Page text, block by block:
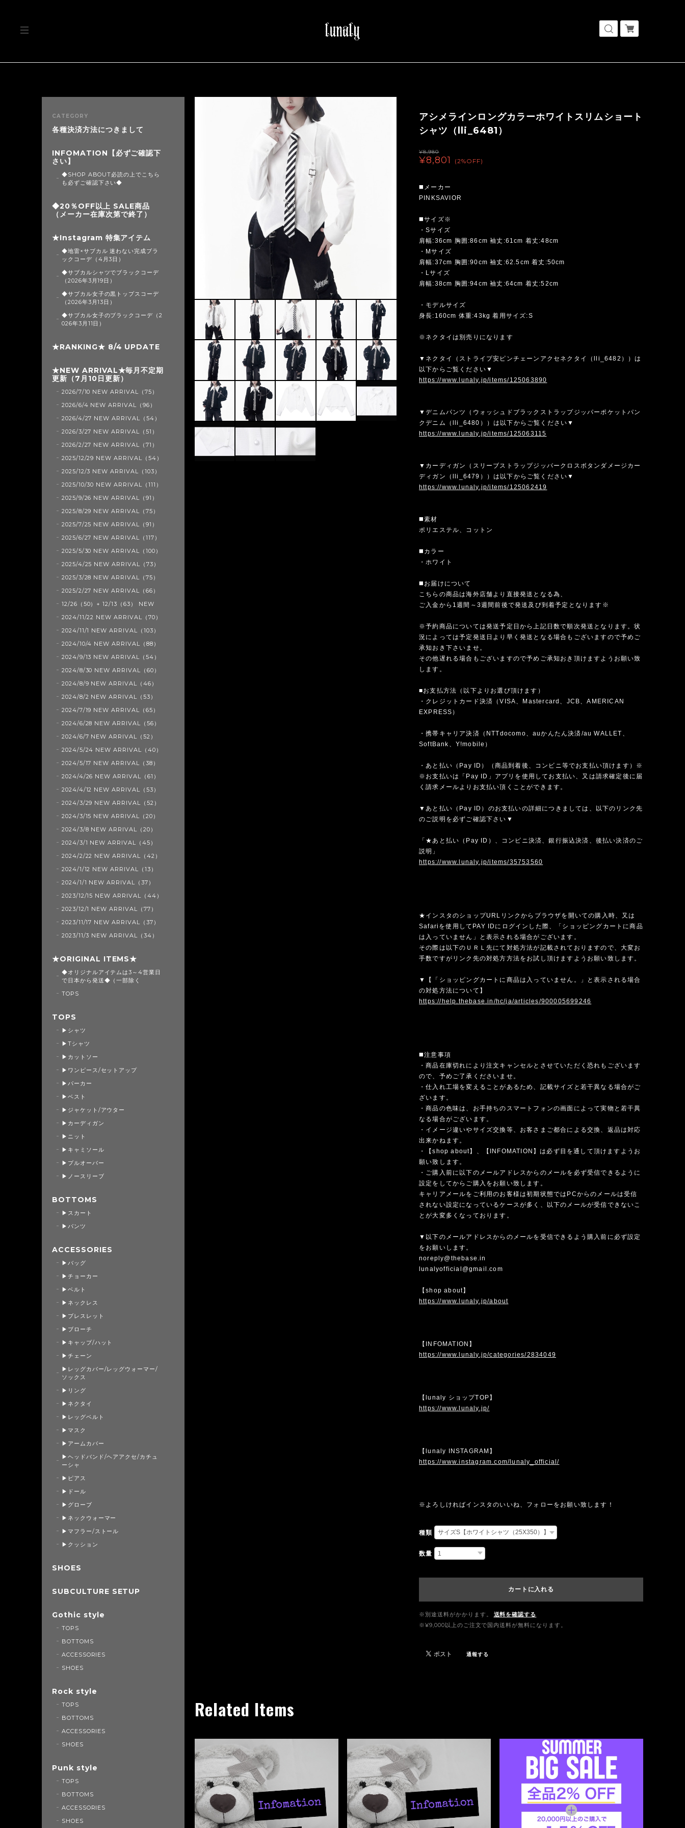
アシメラインロングカラーホワイトスリムショート
シャツ（lli_6481）
¥8,980
¥8,801 (2%OFF)
◼️メーカー
PINKSAVIOR
◼️サイズ※
・Sサイズ
肩幅:36cm 胸囲:86cm 袖丈:61cm 着丈:48cm
・Mサイズ
肩幅:37cm 胸囲:90cm 袖丈:62.5cm 着丈:50cm
・Lサイズ
肩幅:38cm 胸囲:94cm 袖丈:64cm 着丈:52cm
・モデルサイズ
身長:160cm 体重:43kg 着用サイズ:S
※ネクタイは別売りになります
▼ネクタイ（ストライプ安ピンチェーンアクセネクタイ（lli_6482））は
以下からご覧ください▼
https://www.lunaly.jp/items/125063890
▼デニムパンツ（ウォッシュドブラックストラップジッパーポケットパン
クデニム（lli_6480））は以下からご覧ください▼
https://www.lunaly.jp/items/125063115
▼カーディガン（スリーブストラップジッパークロスボタンダメージカー
ディガン（lli_6479））は以下からご覧ください▼
https://www.lunaly.jp/items/125062419
◼️素材
ポリエステル、コットン
◼️カラー
・ホワイト
◼️お届けについて
こちらの商品は海外店舗より直接発送となる為、
ご入金から1週間～3週間前後で発送及び到着予定となります※
※予約商品については発送予定日から上記日数で順次発送となります。状
況によっては予定発送日より早く発送となる場合もございますので予めご
承知おき下さいませ。
その他遅れる場合もございますので予めご承知おき頂けますようお願い致
します。
■お支払方法（以下よりお選び頂けます）
・クレジットカード決済（VISA、Mastercard、JCB、AMERICAN
EXPRESS）
・携帯キャリア決済（NTTdocomo、auかんたん決済/au WALLET、
SoftBank、Y!mobile）
・あと払い（Pay ID）（商品到着後、コンビニ等でお支払い頂けます）※
※お支払いは「Pay ID」アプリを使用してお支払い、又は請求確定後に届
く請求メールよりお支払い頂くことができます。
▼あと払い（Pay ID）のお支払いの詳細につきましては、以下のリンク先
のご説明を必ずご確認下さい▼
「★あと払い（Pay ID）、コンビニ決済、銀行振込決済、後払い決済のご
説明」
https://www.lunaly.jp/items/35753560
★インスタのショップURLリンクからブラウザを開いての購入時、又は
Safariを使用してPAY IDにログインした際、「ショッピングカートに商品
は入っていません」と表示される場合がございます。
その際は以下のＵＲＬ先にて対処方法が記載されておりますので、大変お
手数ですがリンク先の対処方方法をお試し頂けますようお願い致します。
▼【「ショッピングカートに商品は入っていません。」と表示される場合
の対処方法について】
https://help.thebase.in/hc/ja/articles/900005699246
◼️注意事項
・商品在庫切れにより注文キャンセルとさせていただく恐れもございます
ので、予めご了承くださいませ。
・仕入れ工場を変えることがあるため、記載サイズと若干異なる場合がご
ざいます。
・商品の色味は、お手持ちのスマートフォンの画面によって実物と若干異
なる場合がございます。
・イメージ違いやサイズ交換等、お客さまご都合による交換、返品は対応
出来かねます。
・【shop about】、【INFOMATION】は必ず目を通して頂けますようお
願い致します。
・ご購入前に以下のメールアドレスからのメールを必ず受信できるように
設定をしてからご購入をお願い致します。
キャリアメールをご利用のお客様は初期状態ではPCからのメールは受信
されない設定になっているケースが多く、以下のメールが受信できないこ
とが大変多くなっております。
▼以下のメールアドレスからのメールを受信できるよう購入前に必ず設定
をお願いします。
noreply@thebase.in
lunalyofficial@gmail.com
【shop about】
https://www.lunaly.jp/about
【INFOMATION】
https://www.lunaly.jp/categories/2834049
【lunaly ショップTOP】
https://www.lunaly.jp/
【lunaly INSTAGRAM】
https://www.instagram.com/lunaly_official/
※よろしければインスタのいいね、フォローをお願い致します！
種類
数量
カートに入れる
※別途送料がかかります。
送料を確認する
※¥9,000以上のご注文で国内送料が無料になります。
通報する
Related Items
CATEGORY
各種決済方法につきまして
INFOMATION【必ずご確認下
さい】
◆SHOP ABOUT必読の上でこちら
も必ずご確認下さい◆
◆20％OFF以上 SALE商品
（メーカー在庫次第で終了）
★Instagram 特集アイテム
◆地雷×サブカル 迷わない完成ブラ
ックコーデ（4月3日）
◆サブカルシャツでブラックコーデ
（2026年3月19日）
◆サブカル女子の黒トップスコーデ
（2026年3月13日）
◆サブカル女子のブラックコーデ（2
026年3月11日）
★RANKING★ 8/4 UPDATE
★NEW ARRIVAL★毎月不定期
更新（7月10日更新）
2026/7/10 NEW ARRIVAL（75）
2026/6/4 NEW ARRIVAL（96）
2026/4/27 NEW ARRIVAL（54）
2026/3/27 NEW ARRIVAL（51）
2026/2/27 NEW ARRIVAL（71）
2025/12/29 NEW ARRIVAL（54）
2025/12/3 NEW ARRIVAL（103）
2025/10/30 NEW ARRIVAL（111）
2025/9/26 NEW ARRIVAL（91）
2025/8/29 NEW ARRIVAL（75）
2025/7/25 NEW ARRIVAL（91）
2025/6/27 NEW ARRIVAL（117）
2025/5/30 NEW ARRIVAL（100）
2025/4/25 NEW ARRIVAL（73）
2025/3/28 NEW ARRIVAL（75）
2025/2/27 NEW ARRIVAL（66）
12/26（50）+ 12/13（63） NEW
2024/11/22 NEW ARRIVAL（70）
2024/11/1 NEW ARRIVAL（103）
2024/10/4 NEW ARRIVAL（88）
2024/9/13 NEW ARRIVAL（54）
2024/8/30 NEW ARRIVAL（60）
2024/8/9 NEW ARRIVAL（46）
2024/8/2 NEW ARRIVAL（53）
2024/7/19 NEW ARRIVAL（65）
2024/6/28 NEW ARRIVAL（56）
2024/6/7 NEW ARRIVAL（52）
2024/5/24 NEW ARRIVAL（40）
2024/5/17 NEW ARRIVAL（38）
2024/4/26 NEW ARRIVAL（61）
2024/4/12 NEW ARRIVAL（53）
2024/3/29 NEW ARRIVAL（52）
2024/3/15 NEW ARRIVAL（20）
2024/3/8 NEW ARRIVAL（20）
2024/3/1 NEW ARRIVAL（45）
2024/2/22 NEW ARRIVAL（42）
2024/1/12 NEW ARRIVAL（13）
2024/1/1 NEW ARRIVAL（37）
2023/12/15 NEW ARRIVAL（44）
2023/12/1 NEW ARRIVAL（77）
2023/11/17 NEW ARRIVAL（37）
2023/11/3 NEW ARRIVAL（34）
★ORIGINAL ITEMS★
◆オリジナルアイテムは3～4営業日
で日本から発送◆（一部除く
TOPS
TOPS
▶シャツ
▶Tシャツ
▶カットソー
▶ワンピース/セットアップ
▶パーカー
▶ベスト
▶ジャケット/アウター
▶カーディガン
▶ニット
▶キャミソール
▶プルオーバー
▶ノースリーブ
BOTTOMS
▶スカート
▶パンツ
ACCESSORIES
▶バッグ
▶チョーカー
▶ベルト
▶ネックレス
▶ブレスレット
▶ブローチ
▶キャップ/ハット
▶チェーン
▶レッグカバー/レッグウォーマー/
ソックス
▶リング
▶ネクタイ
▶レッグベルト
▶マスク
▶アームカバー
▶ヘッドバンド/ヘアアクセ/カチュ
ーシャ
▶ピアス
▶ドール
▶グローブ
▶ネックウォーマー
▶マフラー/ストール
▶クッション
SHOES
SUBCULTURE SETUP
Gothic style
TOPS
BOTTOMS
ACCESSORIES
SHOES
Rock style
TOPS
BOTTOMS
ACCESSORIES
SHOES
Punk style
TOPS
BOTTOMS
ACCESSORIES
SHOES